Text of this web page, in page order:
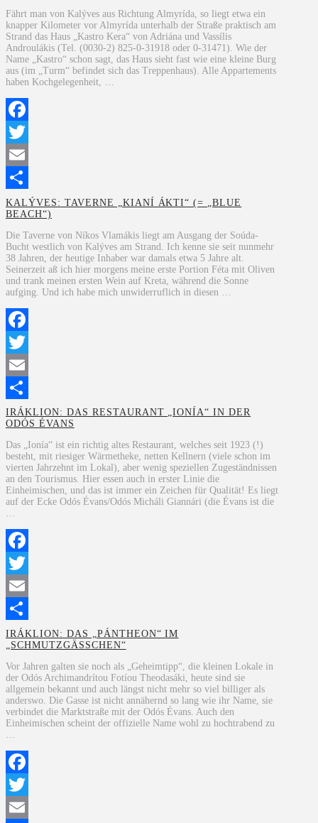
Fährt man von Kalýves aus Richtung Almyrída, so liegt etwa ein
knapper Kilometer vor Almyrída unterhalb der Straße praktisch am
Strand das Haus „Kastro Kera“ von Adriána und Vassílis
Androulákis (Tel. (0030-2) 825-0-31918 oder 0-31471). Wie der
Name „Kastro“ schon sagt, das Haus sieht fast wie eine kleine Burg
aus (im „Turm“ befindet sich das Treppenhaus). Alle Appartements
haben Kochgelegenheit, …
Facebook
Twitter
Email
Teilen
KALÝVES: TAVERNE „KIANÍ ÁKTI“ (= „BLUE
BEACH“)
Die Taverne von Níkos Vlamákis liegt am Ausgang der Soúda-
Bucht westlich von Kalýves am Strand. Ich kenne sie seit nunmehr
38 Jahren, der heutige Inhaber war damals etwa 5 Jahre alt.
Seinerzeit aß ich hier morgens meine erste Portion Féta mit Oliven
und trank meinen ersten Wein auf Kreta, während die Sonne
aufging. Und ich habe mich unwiderruflich in diesen …
Facebook
Twitter
Email
Teilen
IRÁKLION: DAS RESTAURANT „IONÍA“ IN DER
ODÓS ÉVANS
Das „Ionía“ ist ein richtig altes Restaurant, welches seit 1923 (!)
besteht, mit riesiger Wärmetheke, netten Kellnern (viele schon im
vierten Jahrzehnt im Lokal), aber wenig speziellen Zugeständnissen
an den Tourismus. Hier essen auch in erster Linie die
Einheimischen, und das ist immer ein Zeichen für Qualität! Es liegt
auf der Ecke Odós Évans/Odós Micháli Giannári (die Évans ist die
…
Facebook
Twitter
Email
Teilen
IRÁKLION: DAS „PÁNTHEON“ IM
„SCHMUTZGÄSSCHEN“
Vor Jahren galten sie noch als „Geheimtipp“, die kleinen Lokale in
der Odós Archimandrítou Fotíou Theodasáki, heute sind sie
allgemein bekannt und auch längst nicht mehr so viel billiger als
anderswo. Die Gasse ist nicht annähernd so lang wie ihr Name, sie
verbindet die Marktstraße mit der Odós Évans. Auch den
Einheimischen scheint der offizielle Name wohl zu hochtrabend zu
Facebook
Twitter